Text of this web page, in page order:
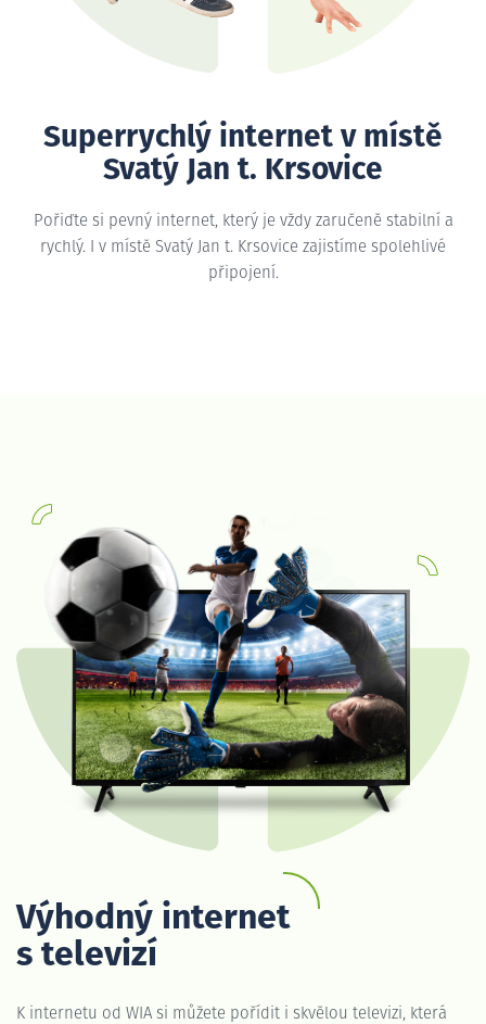
Superrychlý internet v místě
Svatý Jan t. Krsovice
Pořiďte si pevný internet, který je vždy zaručeně stabilní a
rychlý. I v místě Svatý Jan t. Krsovice zajistíme spolehlivé
připojení.
Výhodný internet
s televizí
K internetu od WIA si můžete pořídit i skvělou televizi, která